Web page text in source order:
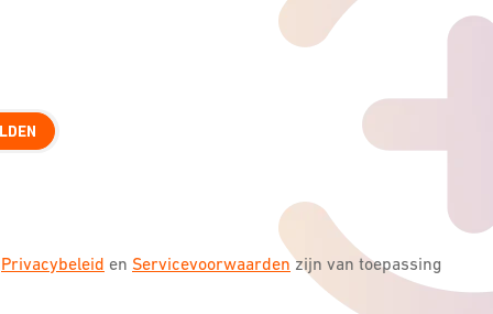
Privacybeleid en Servicevoorwaardenzijn van toepassing